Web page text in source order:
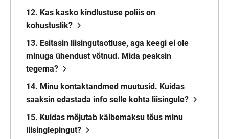
12. Kas kasko kindlustuse poliis on
kohustuslik?
13. Esitasin liisingutaotluse, aga keegi ei ole
minuga ühendust võtnud. Mida peaksin
tegema?
14. Minu kontaktandmed muutusid. Kuidas
saaksin edastada info selle kohta liisingule?
15. Kuidas mõjutab käibemaksu tõus minu
liisinglepingut?